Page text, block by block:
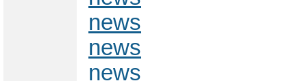
news
news
news